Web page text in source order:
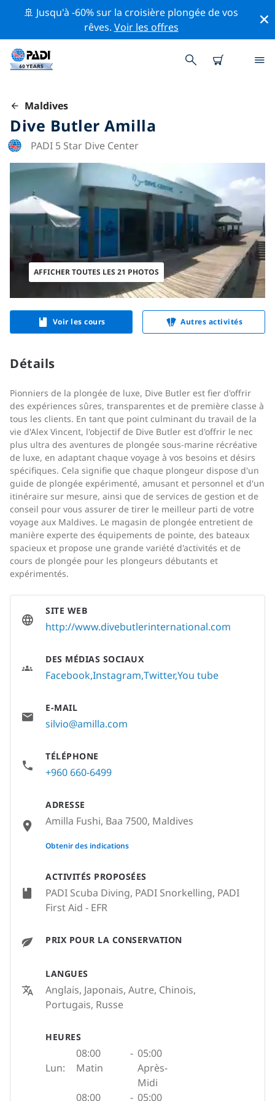
🚢 Jusqu'à -60% sur la croisière plongée de vos
rêves. Voir les offres
Maldives
Dive Butler Amilla
PADI 5 Star Dive Center
AFFICHER TOUTES LES 21 PHOTOS
Voir les cours Autres activités
Détails
Pionniers de la plongée de luxe, Dive Butler est fier d'offrir
des expériences sûres, transparentes et de première classe à
tous les clients. En tant que point culminant du travail de la
vie d'Alex Vincent, l'objectif de Dive Butler est d'offrir le nec
plus ultra des aventures de plongée sous-marine récréative
de luxe, en adaptant chaque voyage à vos besoins et désirs
spécifiques. Cela signifie que chaque plongeur dispose d'un
guide de plongée expérimenté, amusant et personnel et d'un
itinéraire sur mesure, ainsi que de services de gestion et de
conseil pour vous assurer de tirer le meilleur parti de votre
voyage aux Maldives. Le magasin de plongée entretient de
manière experte des équipements de pointe, des bateaux
spacieux et propose une grande variété d'activités et de
cours de plongée pour les plongeurs débutants et
expérimentés.
ACTIVITÉS PROPOSÉES
PADI Scuba Diving, PADI Snorkelling, PADI
First Aid - EFR
PRIX POUR LA CONSERVATION
LANGUES
Anglais, Japonais, Autre, Chinois,
Portugais, Russe
HEURES
Lun:
08:00
Matin
- 05:00
Après-
Midi
08:00
- 05:00
SITE WEB
http://www.divebutlerinternational.com
DES MÉDIAS SOCIAUX
FacebookInstagram TwitterYou tube
E-MAIL
silvio@amilla.com
TÉLÉPHONE
+960 660-6499
ADRESSE
Amilla Fushi, Baa 7500, Maldives
None
Obtenir des indications